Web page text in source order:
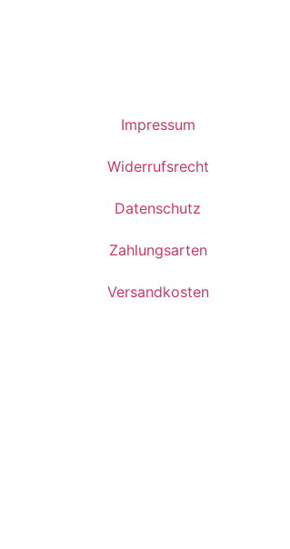
Impressum
Widerrufsrecht
Datenschutz
Zahlungsarten
Versandkosten